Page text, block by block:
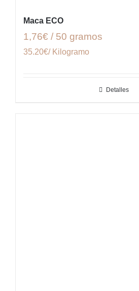
Maca ECO
1,76€ / 50 gramos
35.20€/ Kilogramo
Detalles